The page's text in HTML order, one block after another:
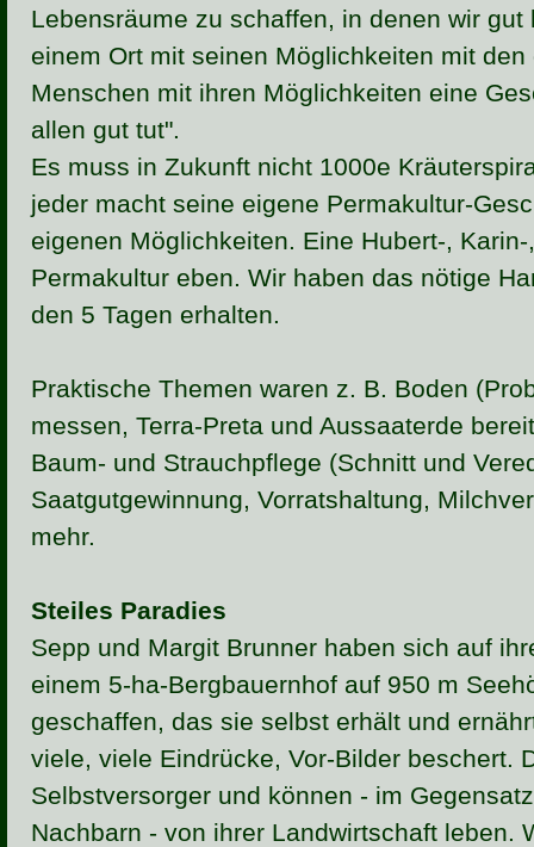
Lebensräume zu schaffen, in denen wir gut
einem Ort mit seinen Möglichkeiten mit
Menschen mit ihren Möglichkeiten eine
allen gut tut".
Es muss in Zukunft nicht 1000e
jeder macht seine eigene Permakultur-
eigenen Möglichkeiten. Eine Hubert-,
Permakultur eben. Wir haben das nötige
den 5 Tagen erhalten.
Praktische Themen waren z. B. Boden
messen, Terra-Preta und Aussaaterde
Baum- und Strauchpflege (Schnitt und
Saatgutgewinnung, Vorratshaltung,
mehr.
Steiles Paradies
Sepp und Margit Brunner haben sich auf
einem 5-ha-Bergbauernhof auf 950 m
geschaffen, das sie selbst erhält und
viele, viele Eindrücke, Vor-Bilder beschert.
Selbstversorger und können - im
Nachbarn - von ihrer Landwirtschaft leben.